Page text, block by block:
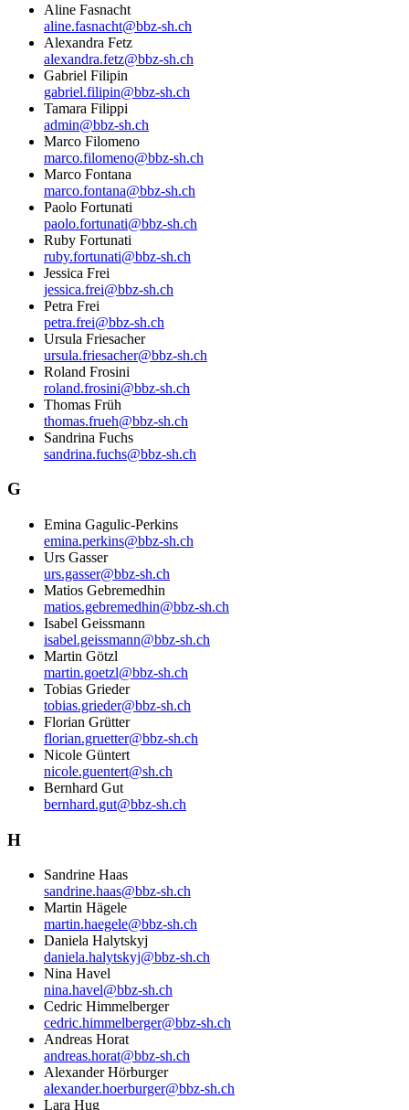
Aline Fasnacht
aline.fasnacht@bbz-sh.ch
Alexandra Fetz
alexandra.fetz@bbz-sh.ch
Gabriel Filipin
gabriel.filipin@bbz-sh.ch
Tamara Filippi
admin@bbz-sh.ch
Marco Filomeno
marco.filomeno@bbz-sh.ch
Marco Fontana
marco.fontana@bbz-sh.ch
Paolo Fortunati
paolo.fortunati@bbz-sh.ch
Ruby Fortunati
ruby.fortunati@bbz-sh.ch
Jessica Frei
jessica.frei@bbz-sh.ch
Petra Frei
petra.frei@bbz-sh.ch
Ursula Friesacher
ursula.friesacher@bbz-sh.ch
Roland Frosini
roland.frosini@bbz-sh.ch
Thomas Früh
thomas.frueh@bbz-sh.ch
Sandrina Fuchs
sandrina.fuchs@bbz-sh.ch
G
Emina Gagulic-Perkins
emina.perkins@bbz-sh.ch
Urs Gasser
urs.gasser@bbz-sh.ch
Matios Gebremedhin
matios.gebremedhin@bbz-sh.ch
Isabel Geissmann
isabel.geissmann@bbz-sh.ch
Martin Götzl
martin.goetzl@bbz-sh.ch
Tobias Grieder
tobias.grieder@bbz-sh.ch
Florian Grütter
florian.gruetter@bbz-sh.ch
Nicole Güntert
nicole.guentert@sh.ch
Bernhard Gut
bernhard.gut@bbz-sh.ch
H
Sandrine Haas
sandrine.haas@bbz-sh.ch
Martin Hägele
martin.haegele@bbz-sh.ch
Daniela Halytskyj
daniela.halytskyj@bbz-sh.ch
Nina Havel
nina.havel@bbz-sh.ch
Cedric Himmelberger
cedric.himmelberger@bbz-sh.ch
Andreas Horat
andreas.horat@bbz-sh.ch
Alexander Hörburger
alexander.hoerburger@bbz-sh.ch
Lara Hug